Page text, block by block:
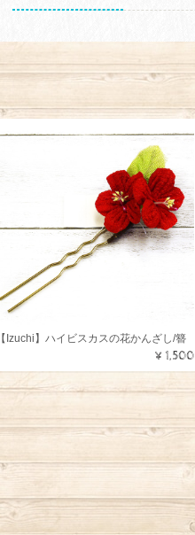
【Izuchi】ハイビスカスの花かんざし/簪
¥1,500